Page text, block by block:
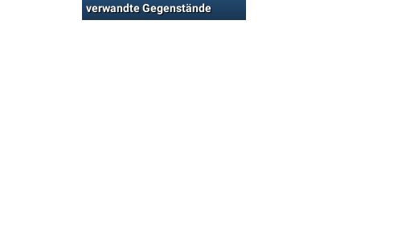
verwandte Gegenstände